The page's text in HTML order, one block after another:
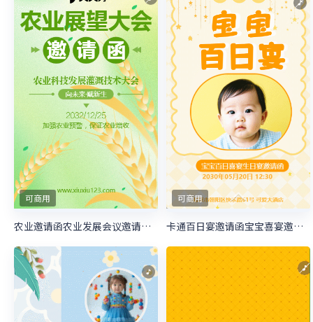
可商用
农业邀请函农业发展会议邀请函农业展望大会邀请函
可商用
卡通百日宴邀请函宝宝喜宴邀请函生日邀请函